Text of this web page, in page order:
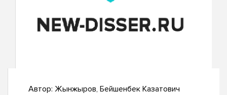
Автор: Жынжыров, Бейшенбек Казатович